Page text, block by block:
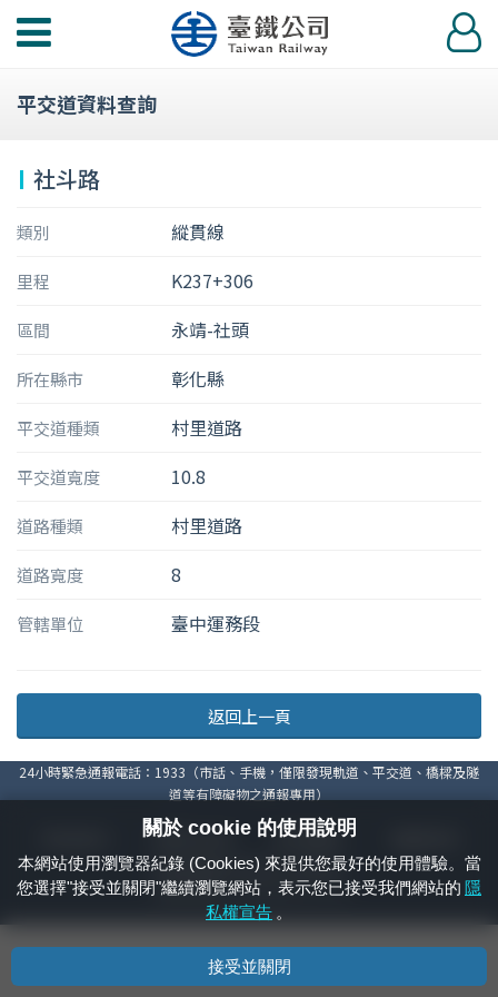
功
選
登
入
平交道資料查詢
社斗路
類別 縱貫線
里程 K237+306
區間 永靖-社頭
所在縣市 彰化縣
平交道種類 村里道路
平交道寬度 10.8
道路種類 村里道路
道路寬度 8
管轄單位 臺中運務段
返回上一頁
24小時緊急通報電話：1933（市話、手機，僅限發現軌道、平交道、橋樑及隧
道等有障礙物之通報專用）
資通安全政策 著作權聲明
國營臺灣鐵路股份有限公司 © 版權所有
本頁產生時間： 2026/08/09 04:17:48
關於 cookie 的使用說明
本網站使用瀏覽器紀錄 (Cookies) 來提供您最好的使用體驗。當
您選擇"接受並關閉"繼續瀏覽網站，表示您已接受我們網站的 隱
私權宣告 。
接受並關閉